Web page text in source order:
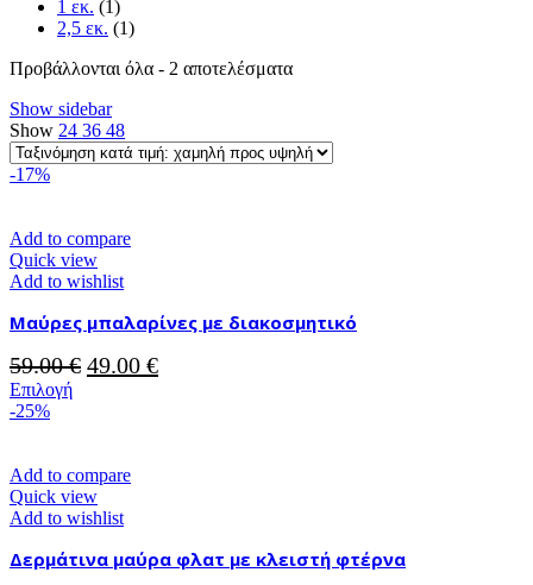
1 εκ. (1)
2,5 εκ. (1)
Προβάλλονται όλα - 2 αποτελέσματαSorted
to
Show sidebar
Show 24 36 48
-17%
Add to compare
Quick view
Add to wishlist
Μαύρες μπαλαρίνες με διακοσμητικό
59.00€ Original
49.00 €Η
ΕπιλογήΑυτό
πολλαπλές
παραλλαγές.
Οι
μπορούν
-25%
Add to compare
Quick view
Add to wishlist
Δερμάτινα μαύρα φλατ με κλειστή φτέρνα